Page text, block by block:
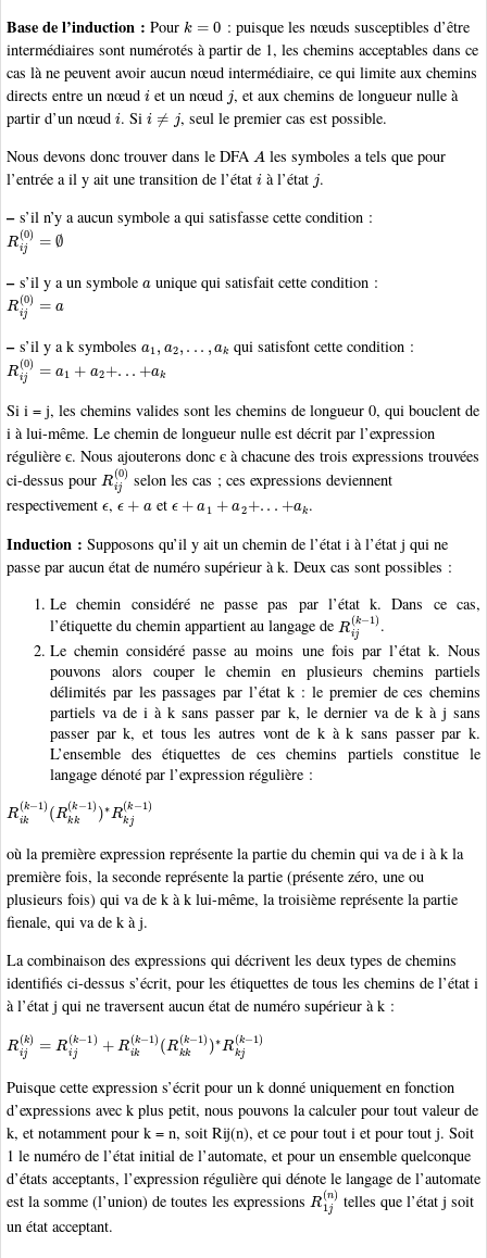
Base de l’induction : Pour
: puisque les nœuds susceptibles d’être
intermédiaires sont numérotés à partir de 1, les chemins acceptables dans ce
cas là ne peuvent avoir aucun nœud intermédiaire, ce qui limite aux chemins
directs entre un nœud
et un nœud j, et aux chemins de longueur nulle à
partir d’un nœud i. Sii ≠j
, seul le premier cas est possible.
Nous devons donc trouver dans le DFA A les symboles a tels que pour
l’entrée a il y ait une transition de l’état i à l’état j.
–s’il n’y a aucun symbole a qui satisfasse cette condition :
Rj(0 ∅
–s’il y a un symbole unique qui satisfait cette condition :
Rj(0 =
–s’il y a k symboles qui satisfont cette condition :
j(0 = 2
Si i = j, les chemins valides sont les chemins de longueur 0, qui bouclent de
i à lui-même. Le chemin de longueur nulle est décrit par l’expression
régulière є. Nous ajouterons donc є à chacune des trois expressions trouvées
ci-dessus pour Rj(0 selon les cas ; ces expressions deviennent
respectivement , ϵ et ak .
Induction : Supposons qu’il y ait un chemin de l’état i à l’état j qui ne
passe par aucun état de numéro supérieur à k. Deux cas sont possibles :
Le chemin considéré ne passe pas par l’état k. Dans ce cas,
l’étiquette du chemin appartient au langage de Rij(k−1.
Le chemin considéré passe au moins une fois par l’état k. Nous
pouvons alors couper le chemin en plusieurs chemins partiels
délimités par les passages par l’état k : le premier de ces chemins
partiels va de i à k sans passer par k, le dernier va de k à j sans
passer par k, et tous les autres vont de k à k sans passer par k.
L’ensemble des étiquettes de ces chemins partiels constitue le
langage dénoté par l’expression régulière :
Rik(k− 1 )
(Rkk(k −1))∗Rk j (k−1)
où la première expression représente la partie du chemin qui va de i à k la
première fois, la seconde représente la partie (présente zéro, une ou
plusieurs fois) qui va de k à k lui-même, la troisième représente la partie
fienale, qui va de k à j.
La combinaison des expressions qui décrivent les deux types de chemins
identifiés ci-dessus s’écrit, pour les étiquettes de tous les chemins de l’état i
à l’état j qui ne traversent aucun état de numéro supérieur à k :
Rj(k Rij(k−1 Rik(k− 1 )
(Rkk −1))∗R k−1)
Puisque cette expression s’écrit pour un k donné uniquement en fonction
d’expressions avec k plus petit, nous pouvons la calculer pour tout valeur de
k, et notamment pour k = n, soit Rij(n), et ce pour tout i et pour tout j. Soit
1 le numéro de l’état initial de l’automate, et pour un ensemble quelconque
d’états acceptants, l’expression régulière qui dénote le langage de l’automate
est la somme (l’union) de toutes les expressions R1j(n )
telles que l’état j soit
un état acceptant.